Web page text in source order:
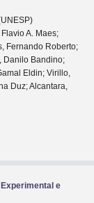
A. Maes;
Fernando Roberto;
Danilo Bandino;
Eldin; Virillo,
Duz; Alcantara,
e